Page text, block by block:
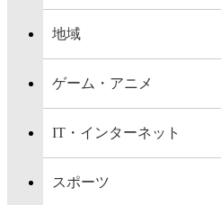
地域
ゲーム・アニメ
IT・インターネット
スポーツ